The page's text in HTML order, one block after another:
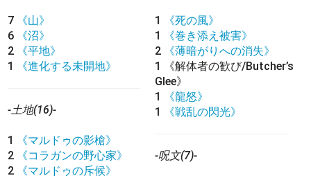
7
《山》
6
《沼》
2
《平地》
1
《進化する未開地》
-土地(16)-
1
《マルドゥの影槍》
2
《コラガンの野心家》
2
《マルドゥの斥候》
1
《死の風》
1
《巻き添え被害》
2
《薄暗がりへの消失》
1
《解体者の歓び/Butcher’s
Glee》
1
《龍怒》
1
《戦乱の閃光》
-呪文(7)-